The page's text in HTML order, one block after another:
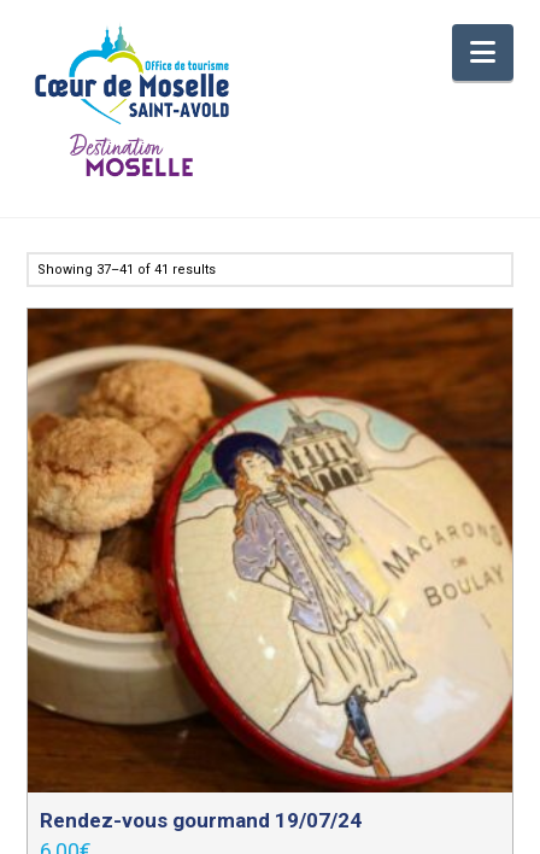
Showing 37–41 of 41 results
Rendez-vous gourmand 19/07/24